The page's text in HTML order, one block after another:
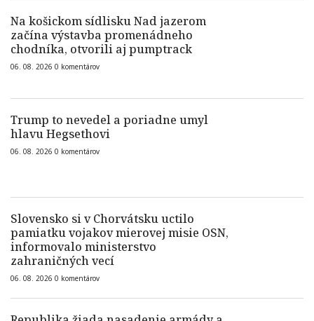
Na košickom sídlisku Nad jazerom
začína výstavba promenádneho
chodníka, otvorili aj pumptrack
06. 08. 2026 0 komentárov
Trump to nevedel a poriadne umyl
hlavu Hegsethovi
06. 08. 2026 0 komentárov
Slovensko si v Chorvátsku uctilo
pamiatku vojakov mierovej misie OSN,
informovalo ministerstvo
zahraničných vecí
06. 08. 2026 0 komentárov